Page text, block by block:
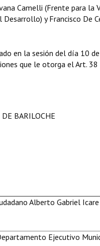
Camelli (Frente para
y Francisco De
en la sesión del día 10
que le otorga el Art.
DE BARILOCHE
Alberto Gabriel
Ejecutivo